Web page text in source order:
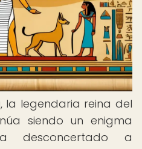
la legendaria reina del
siendo un enigma
desconcertado a